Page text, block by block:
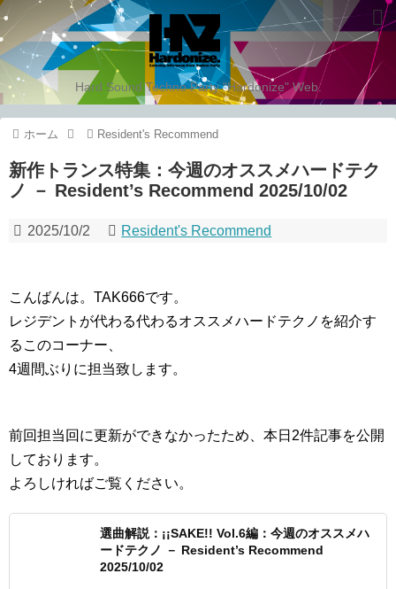
Hard Sound Techno Party "Hardonize" Web.
ホーム Resident's Recommend
新作トランス特集：今週のオススメハードテク
ノ － Resident’s Recommend 2025/10/02
2025/10/2 Resident's Recommend
こんばんは。TAK666です。
レジデントが代わる代わるオススメハードテクノを紹介す
るこのコーナー、
4週間ぶりに担当致します。
前回担当回に更新ができなかったため、本日2件記事を公開
しております。
よろしければご覧ください。
選曲解説：¡¡SAKE!! Vol.6編：今週のオススメハ
ードテクノ － Resident’s Recommend
2025/10/02